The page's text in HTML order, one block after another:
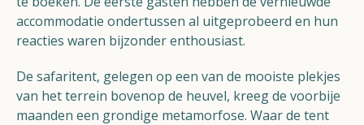
Apple App Store
accommodatie ondertussen al uitgeprobeerd en hun
reacties waren bijzonder enthousiast.
De safaritent, gelegen op een van de mooiste plekjes
van het terrein bovenop de heuvel, kreeg de voorbije
maanden een grondige metamorfose. Waar de tent